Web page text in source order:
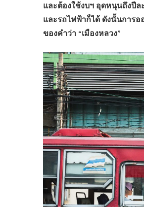
และต้องใช้งบฯ อุดหนุนถึงปี
และรถไฟฟ้าก็ได้ ดังนั้นการ
ของคำว่า “เมืองหลวง”